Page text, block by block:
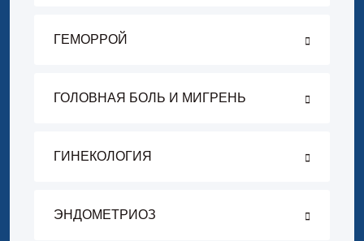
ГЕМОРРОЙ
ГОЛОВНАЯ БОЛЬ И МИГРЕНЬ
ГИНЕКОЛОГИЯ
ЭНДОМЕТРИОЗ